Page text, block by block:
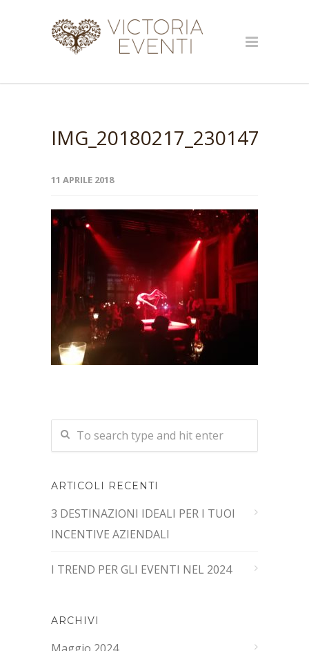
11 APRILE 2018
ARTICOLI RECENTI
3 DESTINAZIONI IDEALI PER I TUOI
INCENTIVE AZIENDALI
I TREND PER GLI EVENTI NEL 2024
ARCHIVI